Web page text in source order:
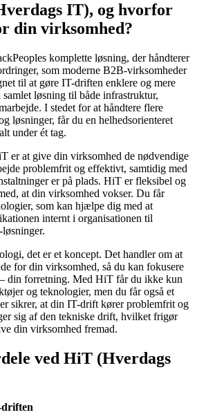
IT), og hvorfor
din virksomhed?
komplette løsning, der håndterer
som moderne B2B-virksomheder
til at gøre IT-driften enklere og mere
løsning til både infrastruktur,
I stedet for at håndtere flere
løsninger, får du en helhedsorienteret
under ét tag.
er at give din virksomhed de nødvendige
problemfrit og effektivt, samtidig med
er på plads. HiT er fleksibel og
at din virksomhed vokser. Du får
som kan hjælpe dig med at
internt i organisationen til
det er et koncept. Det handler om at
for din virksomhed, så du kan fokusere
din forretning. Med HiT får du ikke kun
og teknologier, men du får også et
sikrer, at din IT-drift kører problemfrit og
sig af den tekniske drift, hvilket frigør
din virksomhed fremad.
ved HiT (Hverdags